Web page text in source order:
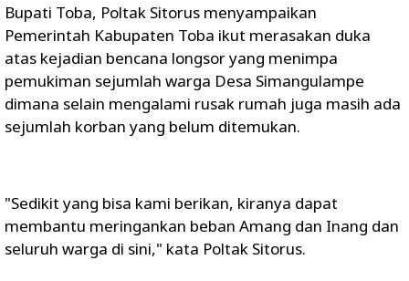
Bupati Toba, Poltak Sitorus menyampaikan
Pemerintah Kabupaten Toba ikut merasakan duka
atas kejadian bencana longsor yang menimpa
pemukiman sejumlah warga Desa Simangulampe
dimana selain mengalami rusak rumah juga masih ada
sejumlah korban yang belum ditemukan.
"Sedikit yang bisa kami berikan, kiranya dapat
membantu meringankan beban Amang dan Inang dan
seluruh warga di sini," kata Poltak Sitorus.